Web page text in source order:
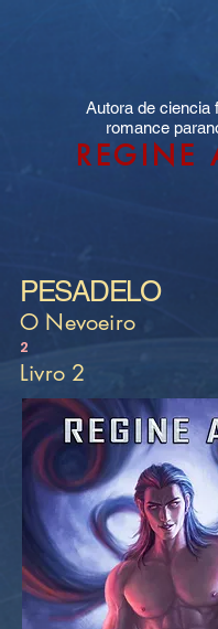
Autora de ciencia
romance
REGINE
PESADELO
O Nevoeiro
2
Livro 2